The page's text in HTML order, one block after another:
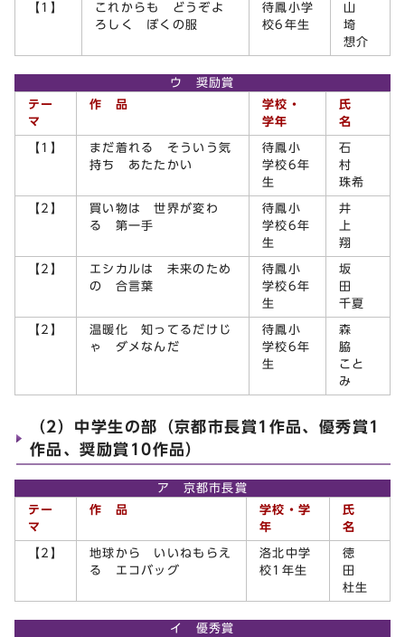
【1】
これからも どうぞよ
ろしく ぼくの服
待鳳小学
校6年生
山
埼
想介
ウ 奨励賞
テー
マ
作 品
学校・
学年
氏
名
【1】
まだ着れる そういう気
持ち あたたかい
待鳳小
学校6年
生
石
村
珠希
【2】
買い物は 世界が変わ
る 第一手
待鳳小
学校6年
生
井
上
翔
【2】
エシカルは 未来のため
の 合言葉
待鳳小
学校6年
生
坂
田
千夏
【2】
温暖化 知ってるだけじ
ゃ ダメなんだ
待鳳小
学校6年
生
森
脇
こと
み
（2）中学生の部（京都市長賞1作品、優秀賞1
作品、奨励賞10作品）
ア 京都市長賞
テー
マ
作 品
学校・学
年
氏
名
【2】
地球から いいねもらえ
る エコバッグ
洛北中学
校1年生
徳
田
杜生
イ 優秀賞